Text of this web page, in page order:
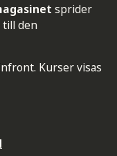
sprider
till den
Kurser visas